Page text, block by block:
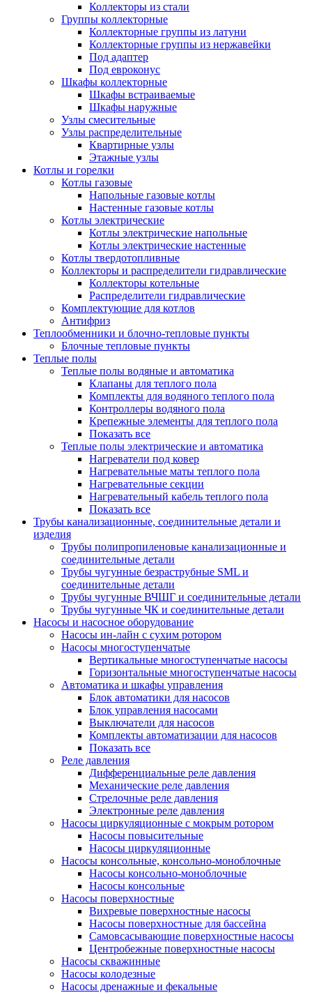
Коллекторы из стали
Группы коллекторные
Коллекторные группы из латуни
Коллекторные группы из нержавейки
Под адаптер
Под евроконус
Шкафы коллекторные
Шкафы встраиваемые
Шкафы наружные
Узлы смесительные
Узлы распределительные
Квартирные узлы
Этажные узлы
Котлы и горелки
Котлы газовые
Напольные газовые котлы
Настенные газовые котлы
Котлы электрические
Котлы электрические напольные
Котлы электрические настенные
Котлы твердотопливные
Коллекторы и распределители гидравлические
Коллекторы котельные
Распределители гидравлические
Комплектующие для котлов
Антифриз
Теплообменники и блочно-тепловые пункты
Блочные тепловые пункты
Теплые полы
Теплые полы водяные и автоматика
Клапаны для теплого пола
Комплекты для водяного теплого пола
Контроллеры водяного пола
Крепежные элементы для теплого пола
Показать все
Теплые полы электрические и автоматика
Нагреватели под ковер
Нагревательные маты теплого пола
Нагревательные секции
Нагревательный кабель теплого пола
Показать все
Трубы канализационные, соединительные детали и
изделия
Трубы полипропиленовые канализационные и
соединительные детали
Трубы чугунные безраструбные SML и
соединительные детали
Трубы чугунные ВЧШГ и соединительные детали
Трубы чугунные ЧК и соединительные детали
Насосы и насосное оборудование
Насосы ин-лайн с сухим ротором
Насосы многоступенчатые
Вертикальные многоступенчатые насосы
Горизонтальные многоступенчатые насосы
Автоматика и шкафы управления
Блок автоматики для насосов
Блок управления насосами
Выключатели для насосов
Комплекты автоматизации для насосов
Показать все
Реле давления
Дифференциальные реле давления
Механические реле давления
Стрелочные реле давления
Электронные реле давления
Насосы циркуляционные с мокрым ротором
Насосы повысительные
Насосы циркуляционные
Насосы консольные, консольно-моноблочные
Насосы консольно-моноблочные
Насосы консольные
Насосы поверхностные
Вихревые поверхностные насосы
Насосы поверхностные для бассейна
Самовсасывающие поверхностные насосы
Центробежные поверхностные насосы
Насосы скважинные
Насосы колодезные
Насосы дренажные и фекальные